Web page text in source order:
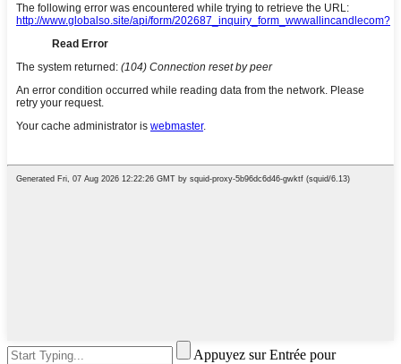
Appuyez sur Entrée pour